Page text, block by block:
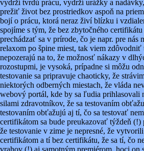
vydrží tvrdú prácu, vydrží urážky a
prežiť život bez prostriedkov aspoň na
bojí o prácu, ktorá neraz živí blízku i
spojíme s tým, že bez zbytočného
prechádzať sa v prírode, čo je napr. pre nás
relaxom po špine miest, tak viem zdôvodniť
nepozerajú na to, že možnosť nákazy v
rozostupmi, je vysoká, prípadne si môžu
testovanie sa pripravuje chaoticky, že
niektorých odberných miestach, že vláda
webový portál, kde by sa ľudia prihlasovali
silami zdravotníkov, že sa testovaním
testovaním obťažujú aj tí, čo sa testovať
certifikátom sa bude preukazovať týždeň (!)
že testovanie v zime je nepresné, že
certifikátom a tí bez certifikátu, že sa tí, čo
vrahov (!) aj samotným premiérom, hoci on